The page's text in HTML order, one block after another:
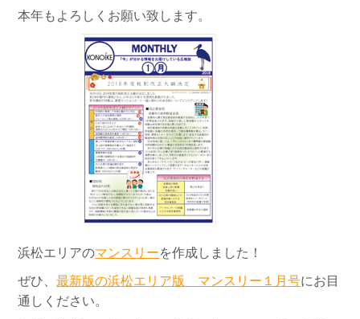
本年もよろしくお願い致します。
浜松エリアのマンスリーを作成しました！
ぜひ、最新版の浜松エリア版 マンスリー１月号にお目
通しください。